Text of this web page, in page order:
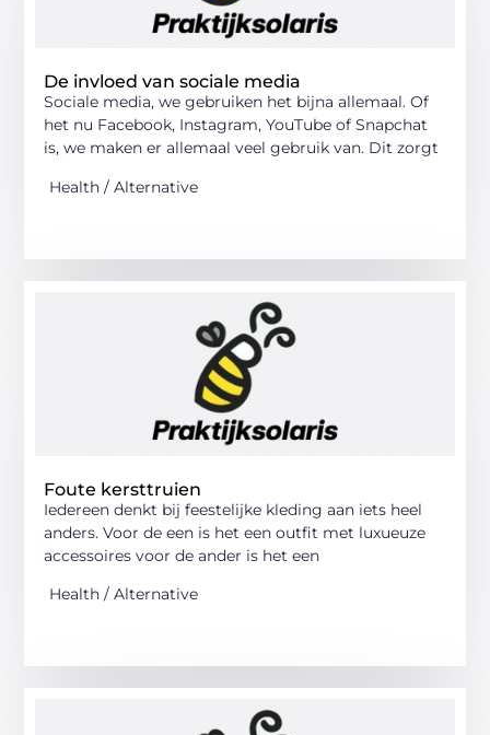
De invloed van sociale media
Sociale media, we gebruiken het bijna allemaal. Of
het nu Facebook, Instagram, YouTube of Snapchat
is, we maken er allemaal veel gebruik van. Dit zorgt
Health / Alternative
Foute kersttruien
Iedereen denkt bij feestelijke kleding aan iets heel
anders. Voor de een is het een outfit met luxueuze
accessoires voor de ander is het een
Health / Alternative